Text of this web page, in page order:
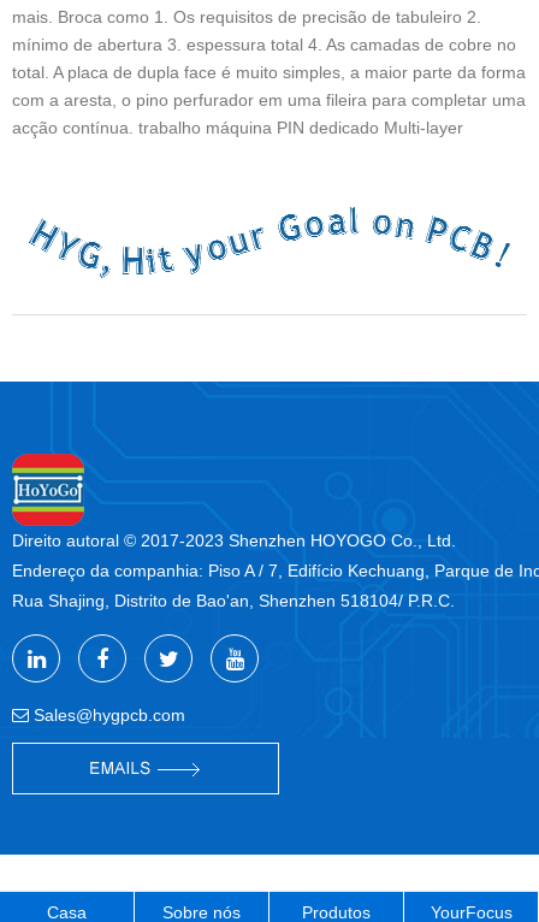
mais. Broca como 1. Os requisitos de precisão de tabuleiro 2.
mínimo de abertura 3. espessura total 4. As camadas de cobre no
total. A placa de dupla face é muito simples, a maior parte da forma
com a aresta, o pino perfurador em uma fileira para completar uma
acção contínua. trabalho máquina PIN dedicado Multi-layer
Direito autoral © 2017-2023 Shenzhen HOYOGO Co., Ltd.
Endereço da companhia: Piso A / 7, Edifício Kechuang, Parque de
Rua Shajing, Distrito de Bao'an, Shenzhen 518104/ P.R.C.
Sales@hygpcb.com
Casa Sobre nós Produtos YourFocus